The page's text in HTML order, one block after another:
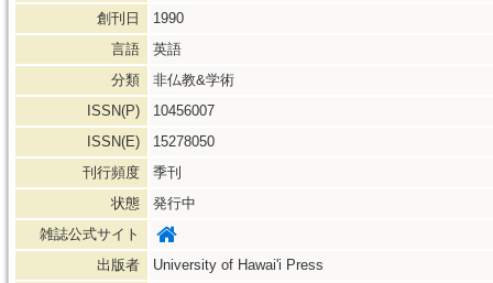
創刊日
1990
言語
英語
分類
非仏教&学術
ISSN(P)
10456007
ISSN(E)
15278050
刊行頻度
季刊
状態
発行中
雑誌公式サイト
出版者
University of Hawai'i Press